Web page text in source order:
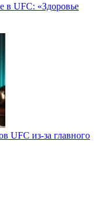
в UFC: «Здоровье
UFC из-за главного